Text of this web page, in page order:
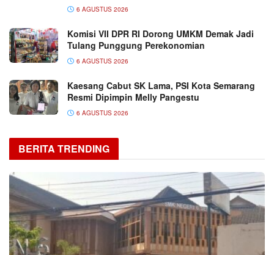
6 AGUSTUS 2026
Komisi VII DPR RI Dorong UMKM Demak Jadi
Tulang Punggung Perekonomian
6 AGUSTUS 2026
Kaesang Cabut SK Lama, PSI Kota Semarang
Resmi Dipimpin Melly Pangestu
6 AGUSTUS 2026
BERITA TRENDING